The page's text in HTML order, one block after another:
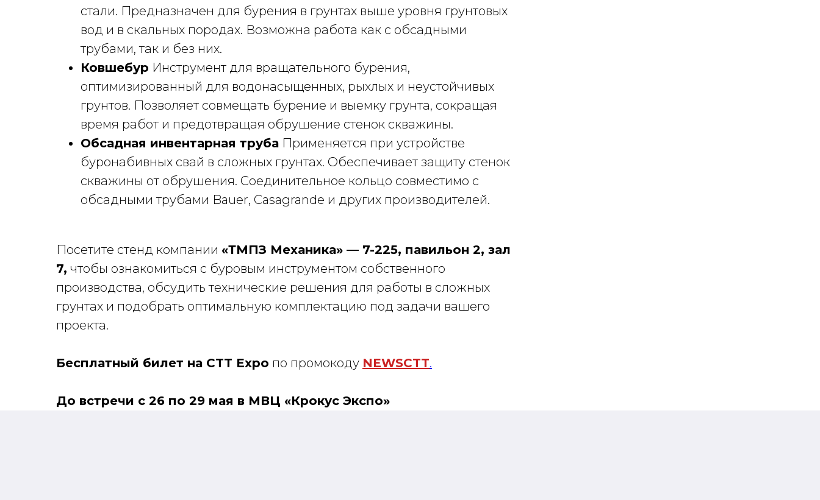
стали. Предназначен для бурения в грунтах выше уровня грунтовых
вод и в скальных породах. Возможна работа как с обсадными
трубами, так и без них.
Ковшебур Инструмент для вращательного бурения,
оптимизированный для водонасыщенных, рыхлых и неустойчивых
грунтов. Позволяет совмещать бурение и выемку грунта, сокращая
время работ и предотвращая обрушение стенок скважины.
Обсадная инвентарная труба Применяется при устройстве
буронабивных свай в сложных грунтах. Обеспечивает защиту стенок
скважины от обрушения. Соединительное кольцо совместимо с
обсадными трубами Bauer, Casagrande и других производителей.
Посетите стенд компании «ТМПЗ Механика» — 7-225, павильон 2, зал
7, чтобы ознакомиться с буровым инструментом собственного
производства, обсудить технические решения для работы в сложных
грунтах и подобрать оптимальную комплектацию под задачи вашего
проекта.
Бесплатный билет на CTT Expo по промокоду NEWSCTT.
До встречи с 26 по 29 мая в МВЦ «Крокус Экспо»